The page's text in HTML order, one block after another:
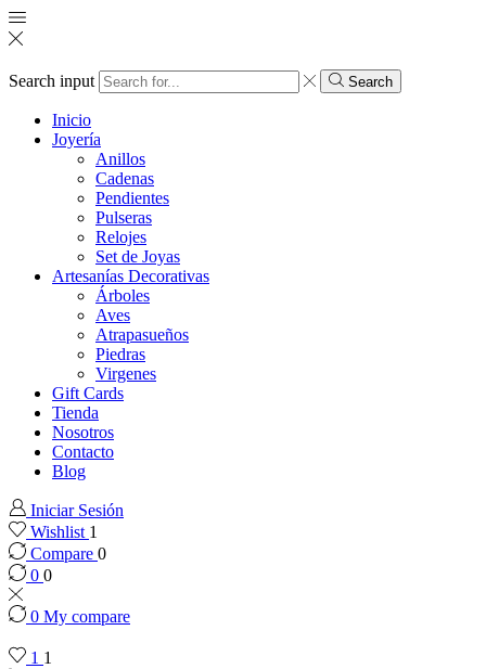
Search input Search
Inicio
Joyería
Anillos
Cadenas
Pendientes
Pulseras
Relojes
Set de Joyas
Artesanías Decorativas
Árboles
Aves
Atrapasueños
Piedras
Virgenes
Gift Cards
Tienda
Nosotros
Contacto
Blog
Iniciar Sesión
Wishlist 1
Compare 0
0 0
0 My compare
1 1